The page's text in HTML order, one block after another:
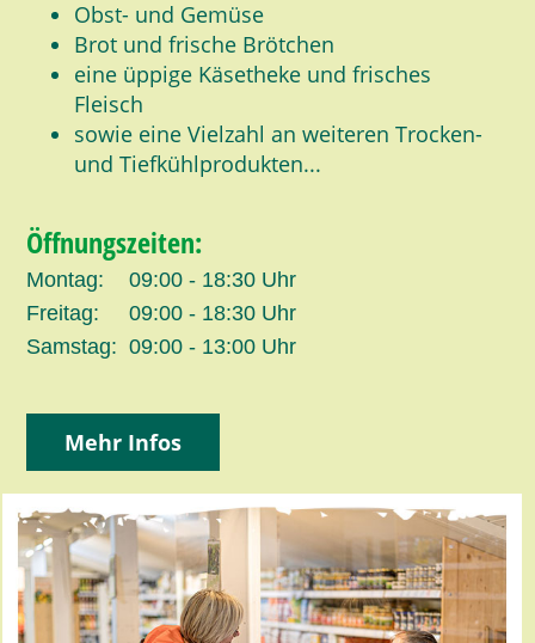
Obst- und Gemüse
Brot und frische Brötchen
eine üppige Käsetheke und frisches
Fleisch
sowie eine Vielzahl an weiteren Trocken-
und Tiefkühlprodukten...
Öffnungszeiten:
Montag:
09:00 - 18:30 Uhr
Freitag:
09:00 - 18:30 Uhr
Samstag: 09:00 - 13:00 Uhr
Mehr Infos